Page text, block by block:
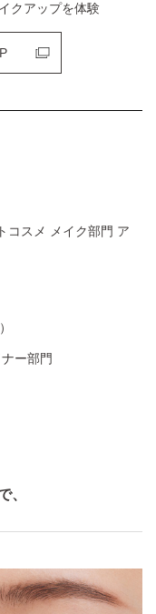
クアップを体験
コスメ メイク部門 ア
ー部門
、